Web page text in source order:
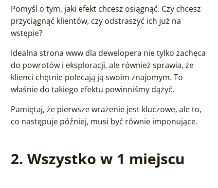
Pomyśl o tym, jaki efekt chcesz osiągnąć. Czy chcesz
przyciągnąć klientów, czy odstraszyć ich już na
wstępie?
Idealna strona www dla dewelopera nie tylko zachęca
do powrotów i eksploracji, ale również sprawia, że
klienci chętnie polecają ją swoim znajomym. To
właśnie do takiego efektu powinniśmy dążyć.
Pamiętaj, że pierwsze wrażenie jest kluczowe, ale to,
co następuje później, musi być równie imponujące.
2. Wszystko w 1 miejscu